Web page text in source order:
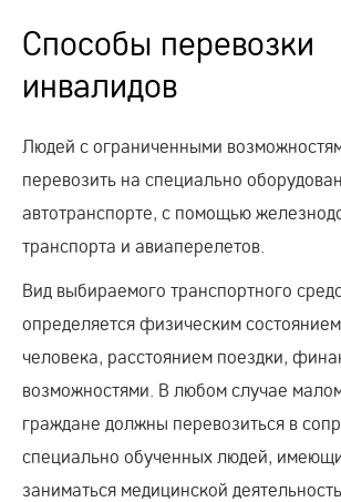
Способы перевозки
инвалидов
Людей с ограниченными
перевозить на специально
автотранспорте, с помощью
транспорта и авиаперелетов.
Вид выбираемого транспортного
определяется физическим
человека, расстоянием поездки,
возможностями. В любом случае
граждане должны перевозиться в
специально обученных людей,
заниматься медицинской